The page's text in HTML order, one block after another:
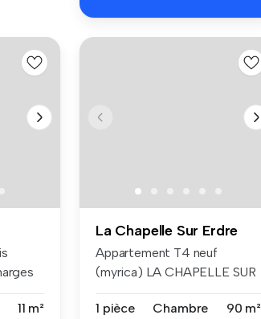
11 m²
La Chapelle Sur Erdre
Appartement T4 neuf
(myrica) LA CHAPELLE SUR
1 pièce
Chambre 90 m²